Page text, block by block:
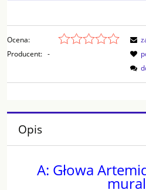
Ocena:
Producent: -
Opis
A: Głowa